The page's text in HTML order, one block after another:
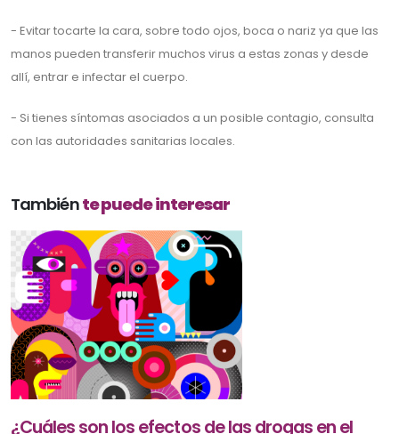
- Evitar tocarte la cara, sobre todo ojos, boca o nariz ya que las
manos pueden transferir muchos virus a estas zonas y desde
allí, entrar e infectar el cuerpo.
- Si tienes síntomas asociados a un posible contagio, consulta
con las autoridades sanitarias locales.
Tambiénte puede interesar
¿Cuáles son los efectos de las drogas en el